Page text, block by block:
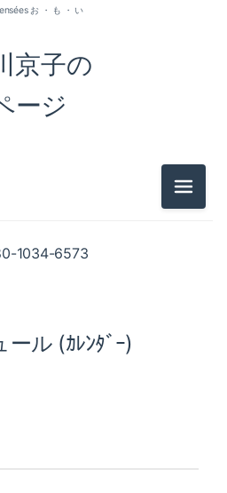
1034-6573
京子の
ージ
お ・ も ・ い
メニュ
ル (ｶﾚﾝﾀﾞｰ)